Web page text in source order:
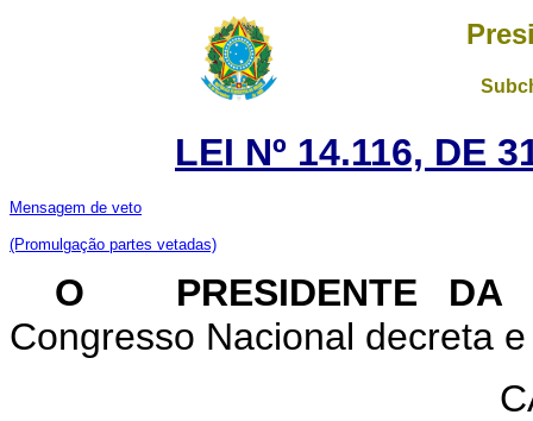
LEI Nº 14.116, DE
Mensagem de veto
(Promulgação partes vetadas)
O PRESIDENTE DA
Congresso Nacional decreta